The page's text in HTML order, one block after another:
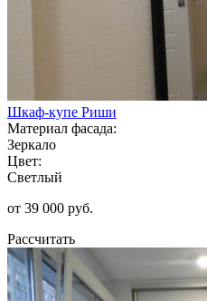
Шкаф-купе Риши
Материал фасада:
Зеркало
Цвет:
Светлый
от 39 000 руб.
Рассчитать